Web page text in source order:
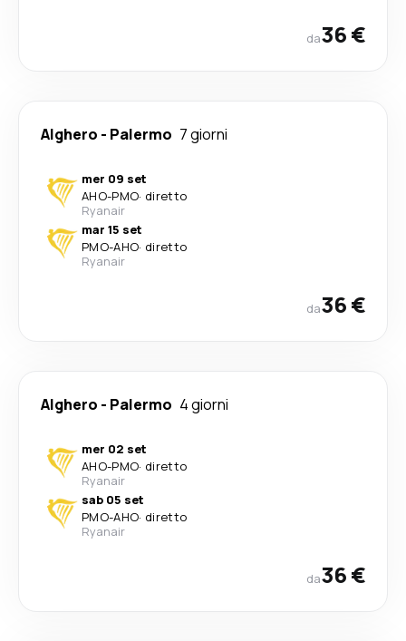
da36 €
Alghero - Palermo 7 giorni
mer 09 set
AHO-PMO· diretto
Ryanair
mar 15 set
PMO-AHO· diretto
Ryanair
da36 €
Alghero - Palermo 4 giorni
mer 02 set
AHO-PMO· diretto
Ryanair
sab 05 set
PMO-AHO· diretto
Ryanair
da36 €